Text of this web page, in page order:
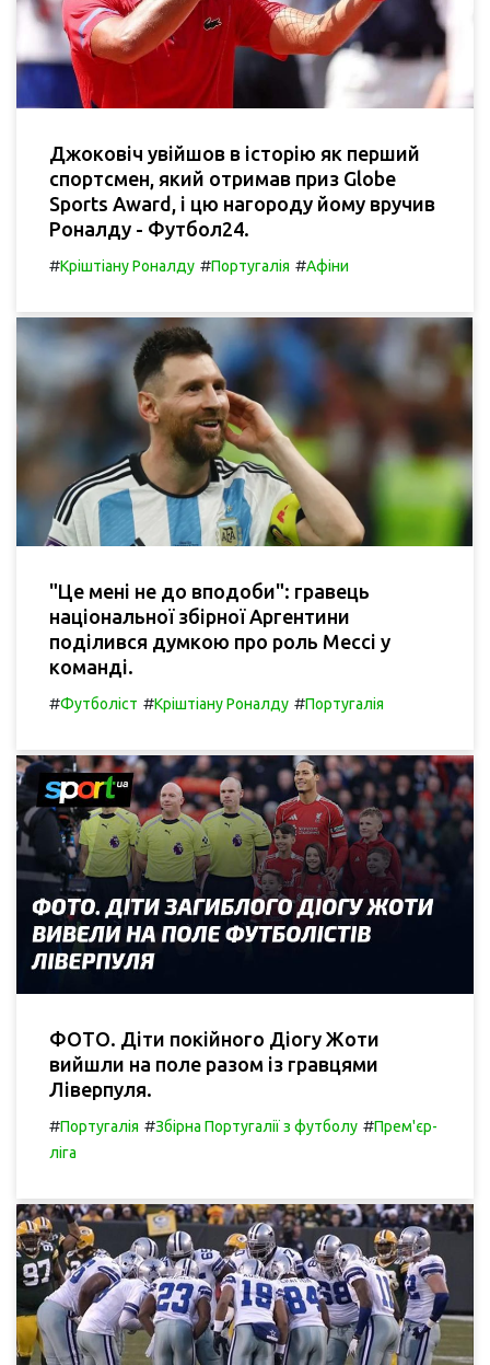
Джоковіч увійшов в історію як перший
спортсмен, який отримав приз Globe
Sports Award, і цю нагороду йому вручив
Роналду - Футбол24.
#Кріштіану Роналду #Португалія #Афіни
"Це мені не до вподоби": гравець
національної збірної Аргентини
поділився думкою про роль Мессі у
команді.
#Футболіст #Кріштіану Роналду #Португалія
ФОТО. Діти покійного Діогу Жоти
вийшли на поле разом із гравцями
Ліверпуля.
#Португалія #Збірна Португалії з футболу #Прем'єр-
ліга